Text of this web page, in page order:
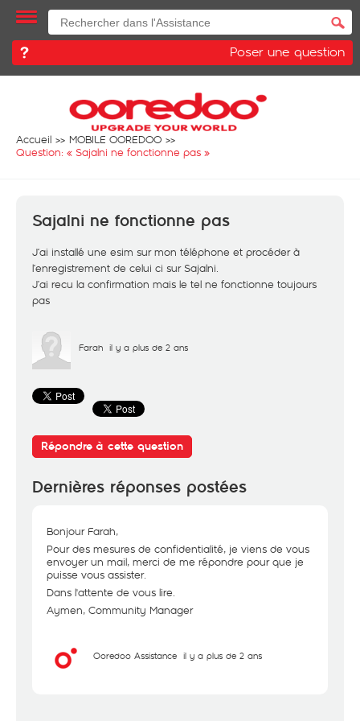
Poser une question
Accueil
MOBILE OOREDOO
Question: « Sajalni ne fonctionne pas »
Sajalni ne fonctionne pas
J’ai installé une esim sur mon téléphone et procéder à
l’enregistrement de celui ci sur Sajalni.
J’ai recu la confirmation mais le tel ne fonctionne toujours
pas
Farah il y a plus de 2 ans
Répondre à cette question
Dernières réponses postées
Bonjour Farah,
Pour des mesures de confidentialité, je viens de vous
envoyer un mail, merci de me répondre pour que je
puisse vous assister.
Dans l'attente de vous lire.
Aymen, Community Manager
Ooredoo Assistance il y a plus de 2 ans